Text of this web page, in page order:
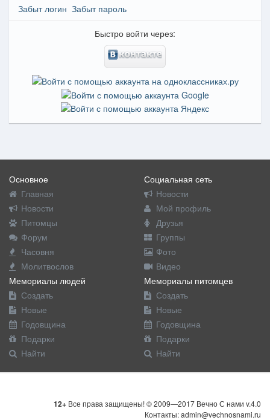
Забыт логин Забыт пароль
Быстро войти через:
Основное
Главная
Новости
Питомцы
Форум
Часовня
Молитвослов
Социальная сеть
Новости
Мой профиль
Друзья
Группы
Фото
Видео
Мемориалы людей
Создать
Новые
Годовщина
Подарки
Найти
Мемориалы питомцев
Создать
Новые
Годовщина
Подарки
Найти
12+ Все права защищены! © 2009—2017 Вечно С нами v.4.0
Контакты: admin@vechnosnami.ru